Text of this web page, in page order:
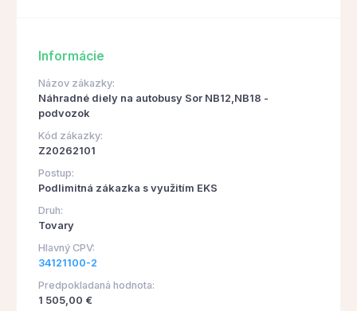
Informácie
Názov zákazky:
Náhradné diely na autobusy Sor NB12,NB18 -
podvozok
Kód zákazky:
Z20262101
Postup:
Podlimitná zákazka s využitím EKS
Druh:
Tovary
Hlavný CPV:
34121100-2
Predpokladaná hodnota:
1 505,00 €